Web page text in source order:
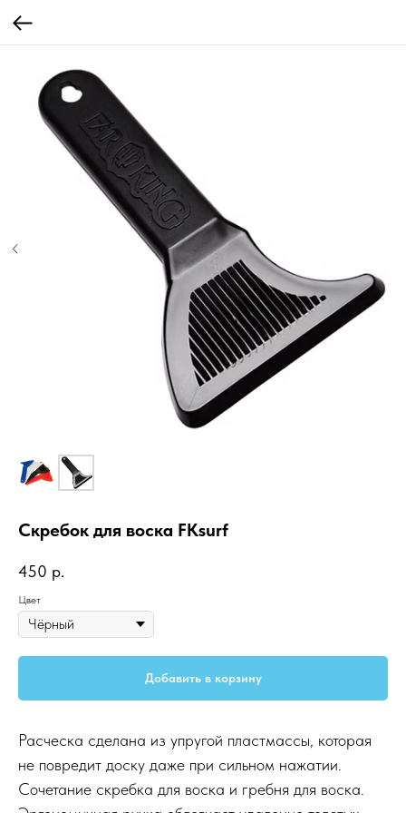
Скребок для воска FKsurf
450 р.
Цвет
Добавить в корзину
Расческа сделана из упругой пластмассы, которая
не повредит доску даже при сильном нажатии.
Сочетание скребка для воска и гребня для воска.